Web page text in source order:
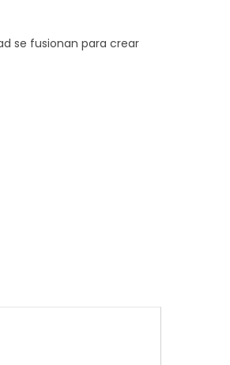
se fusionan para crear